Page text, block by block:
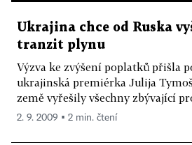
Ukrajina chce od Ruska
tranzit plynu
Výzva ke zvýšení poplatků přišla
ukrajinská premiérka Julija
země vyřešily všechny zbývající
2. 9. 2009 ▪ 2 min. čtení